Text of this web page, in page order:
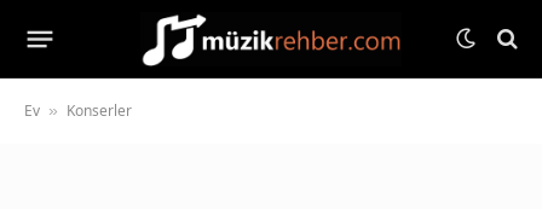
Ev » Konserler